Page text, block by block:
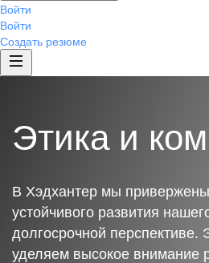
Войти
Войти
Создать резюме
Этика и
В Хэдхантер мы
устойчивого развития
долгосрочной перспективе.
уделяем высокое внимание